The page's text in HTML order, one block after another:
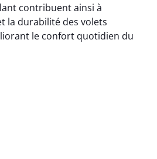
contribuent ainsi à
la durabilité des volets
le confort quotidien du